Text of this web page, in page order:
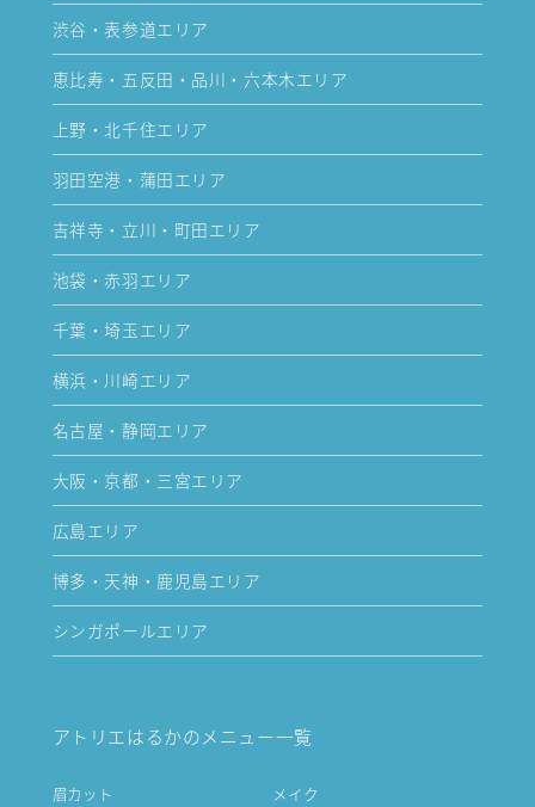
渋谷・表参道エリア
恵比寿・五反田・品川・六本木エリア
上野・北千住エリア
羽田空港・蒲田エリア
吉祥寺・立川・町田エリア
池袋・赤羽エリア
千葉・埼玉エリア
横浜・川崎エリア
名古屋・静岡エリア
大阪・京都・三宮エリア
広島エリア
博多・天神・鹿児島エリア
シンガポールエリア
アトリエはるかのメニュー一覧
眉カット メイク